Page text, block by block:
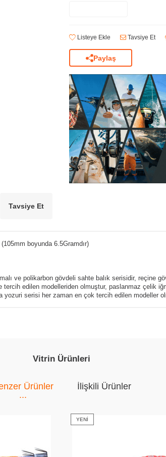
Listeye Ekle Tavsiye Et
Paylaş
Tavsiye Et
boyunda 6.5Gramdır)
ve polikarbon gövdeli sahte balık serisidir, reçine
edilen modelleriden olmuştur, paslanmaz çelik
yozuri serisi her zaman en çok tercih edilen modeller
Vitrin Ürünleri
Ürünler İlişkili Ürünler
YENI